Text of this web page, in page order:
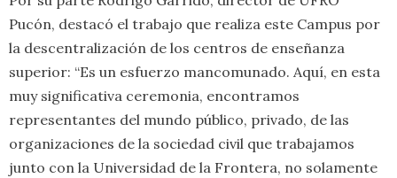
Pucón, destacó el trabajo que realiza este Campus por
la descentralización de los centros de enseñanza
superior: “Es un esfuerzo mancomunado. Aquí, en esta
muy significativa ceremonia, encontramos
representantes del mundo público, privado, de las
organizaciones de la sociedad civil que trabajamos
junto con la Universidad de la Frontera, no solamente